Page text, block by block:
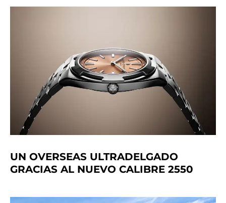
UN OVERSEAS ULTRADELGADO
GRACIAS AL NUEVO CALIBRE 2550